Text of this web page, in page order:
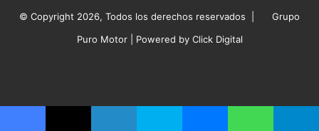
© Copyright 2026, Todos los derechos reservados |
Grupo
Puro Motor | Powered by Click Digital